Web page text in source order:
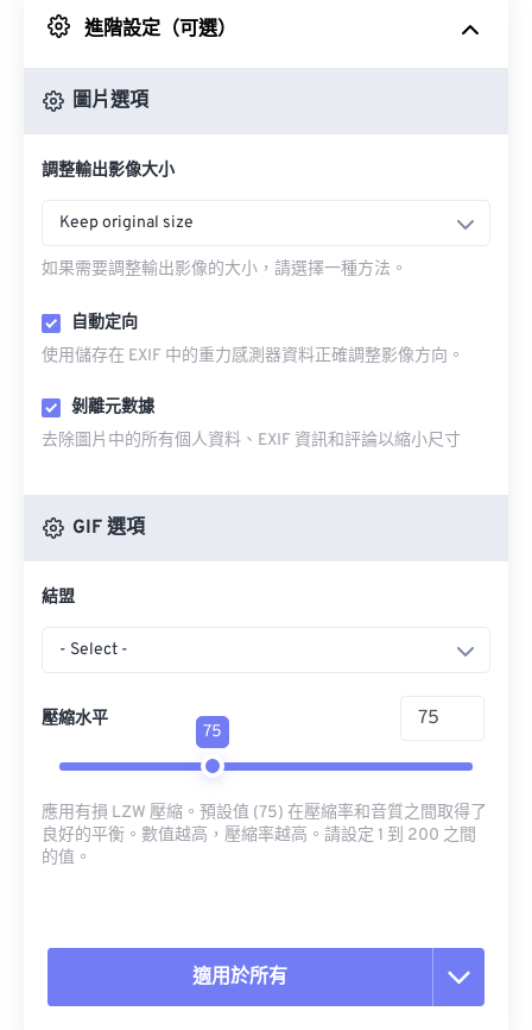
來自 Google 雲端硬碟
進階設定（可選）
圖片選項
調整輸出影像大小
Keep original size
如果需要調整輸出影像的大小，請選擇一種方法。
自動定向
使用儲存在 EXIF 中的重力感測器資料正確調整影像方向。
剝離元數據
去除圖片中的所有個人資料、EXIF 資訊和評論以縮小尺寸
GIF 選項
結盟
- Select -
壓縮水平
75
應用有損 LZW 壓縮。預設值 (75) 在壓縮率和音質之間取得了
良好的平衡。數值越高，壓縮率越高。請設定 1 到 200 之間
的值。
適用於所有